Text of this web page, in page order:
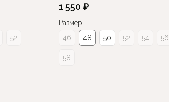
52
1 550 ₽
Размер
46
48 50 52 54 56
58